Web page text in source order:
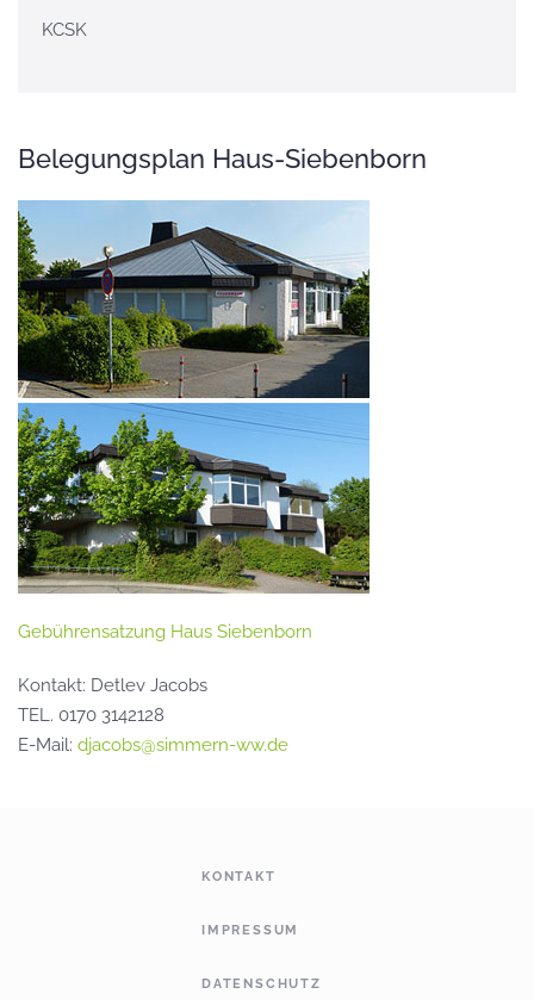
KCSK
Belegungsplan Haus-Siebenborn
Gebührensatzung Haus Siebenborn
Kontakt: Detlev Jacobs
TEL. 0170 3142128
E-Mail: djacobs@simmern-ww.de
KONTAKT
IMPRESSUM
DATENSCHUTZ